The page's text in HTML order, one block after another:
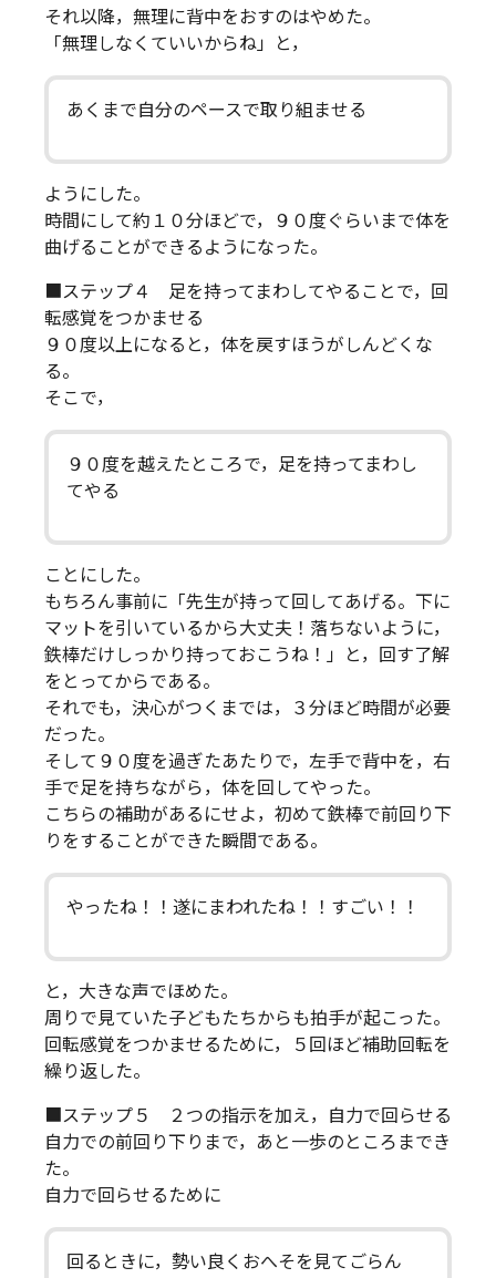
それ以降，無理に背中をおすのはやめた。
「無理しなくていいからね」と，
あくまで自分のペースで取り組ませる
ようにした。
時間にして約１０分ほどで，９０度ぐらいまで体を
曲げることができるようになった。
■ステップ４ 足を持ってまわしてやることで，回
転感覚をつかませる
９０度以上になると，体を戻すほうがしんどくな
る。
そこで，
９０度を越えたところで，足を持ってまわし
てやる
ことにした。
もちろん事前に「先生が持って回してあげる。下に
マットを引いているから大丈夫！落ちないように，
鉄棒だけしっかり持っておこうね！」と，回す了解
をとってからである。
それでも，決心がつくまでは，３分ほど時間が必要
だった。
そして９０度を過ぎたあたりで，左手で背中を，右
手で足を持ちながら，体を回してやった。
こちらの補助があるにせよ，初めて鉄棒で前回り下
りをすることができた瞬間である。
やったね！！遂にまわれたね！！すごい！！
と，大きな声でほめた。
周りで見ていた子どもたちからも拍手が起こった。
回転感覚をつかませるために，５回ほど補助回転を
繰り返した。
■ステップ５ ２つの指示を加え，自力で回らせる
自力での前回り下りまで，あと一歩のところまでき
た。
自力で回らせるために
回るときに，勢い良くおへそを見てごらん